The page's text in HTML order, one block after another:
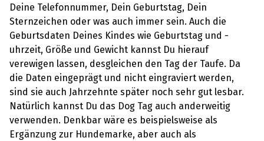
Deine Telefonnummer, Dein Geburtstag, Dein
Sternzeichen oder was auch immer sein. Auch die
Geburtsdaten Deines Kindes wie Geburtstag und -
uhrzeit, Größe und Gewicht kannst Du hierauf
verewigen lassen, desgleichen den Tag der Taufe. Da
die Daten eingeprägt und nicht eingraviert werden,
sind sie auch Jahrzehnte später noch sehr gut lesbar.
Natürlich kannst Du das Dog Tag auch anderweitig
verwenden. Denkbar wäre es beispielsweise als
Ergänzung zur Hundemarke, aber auch als